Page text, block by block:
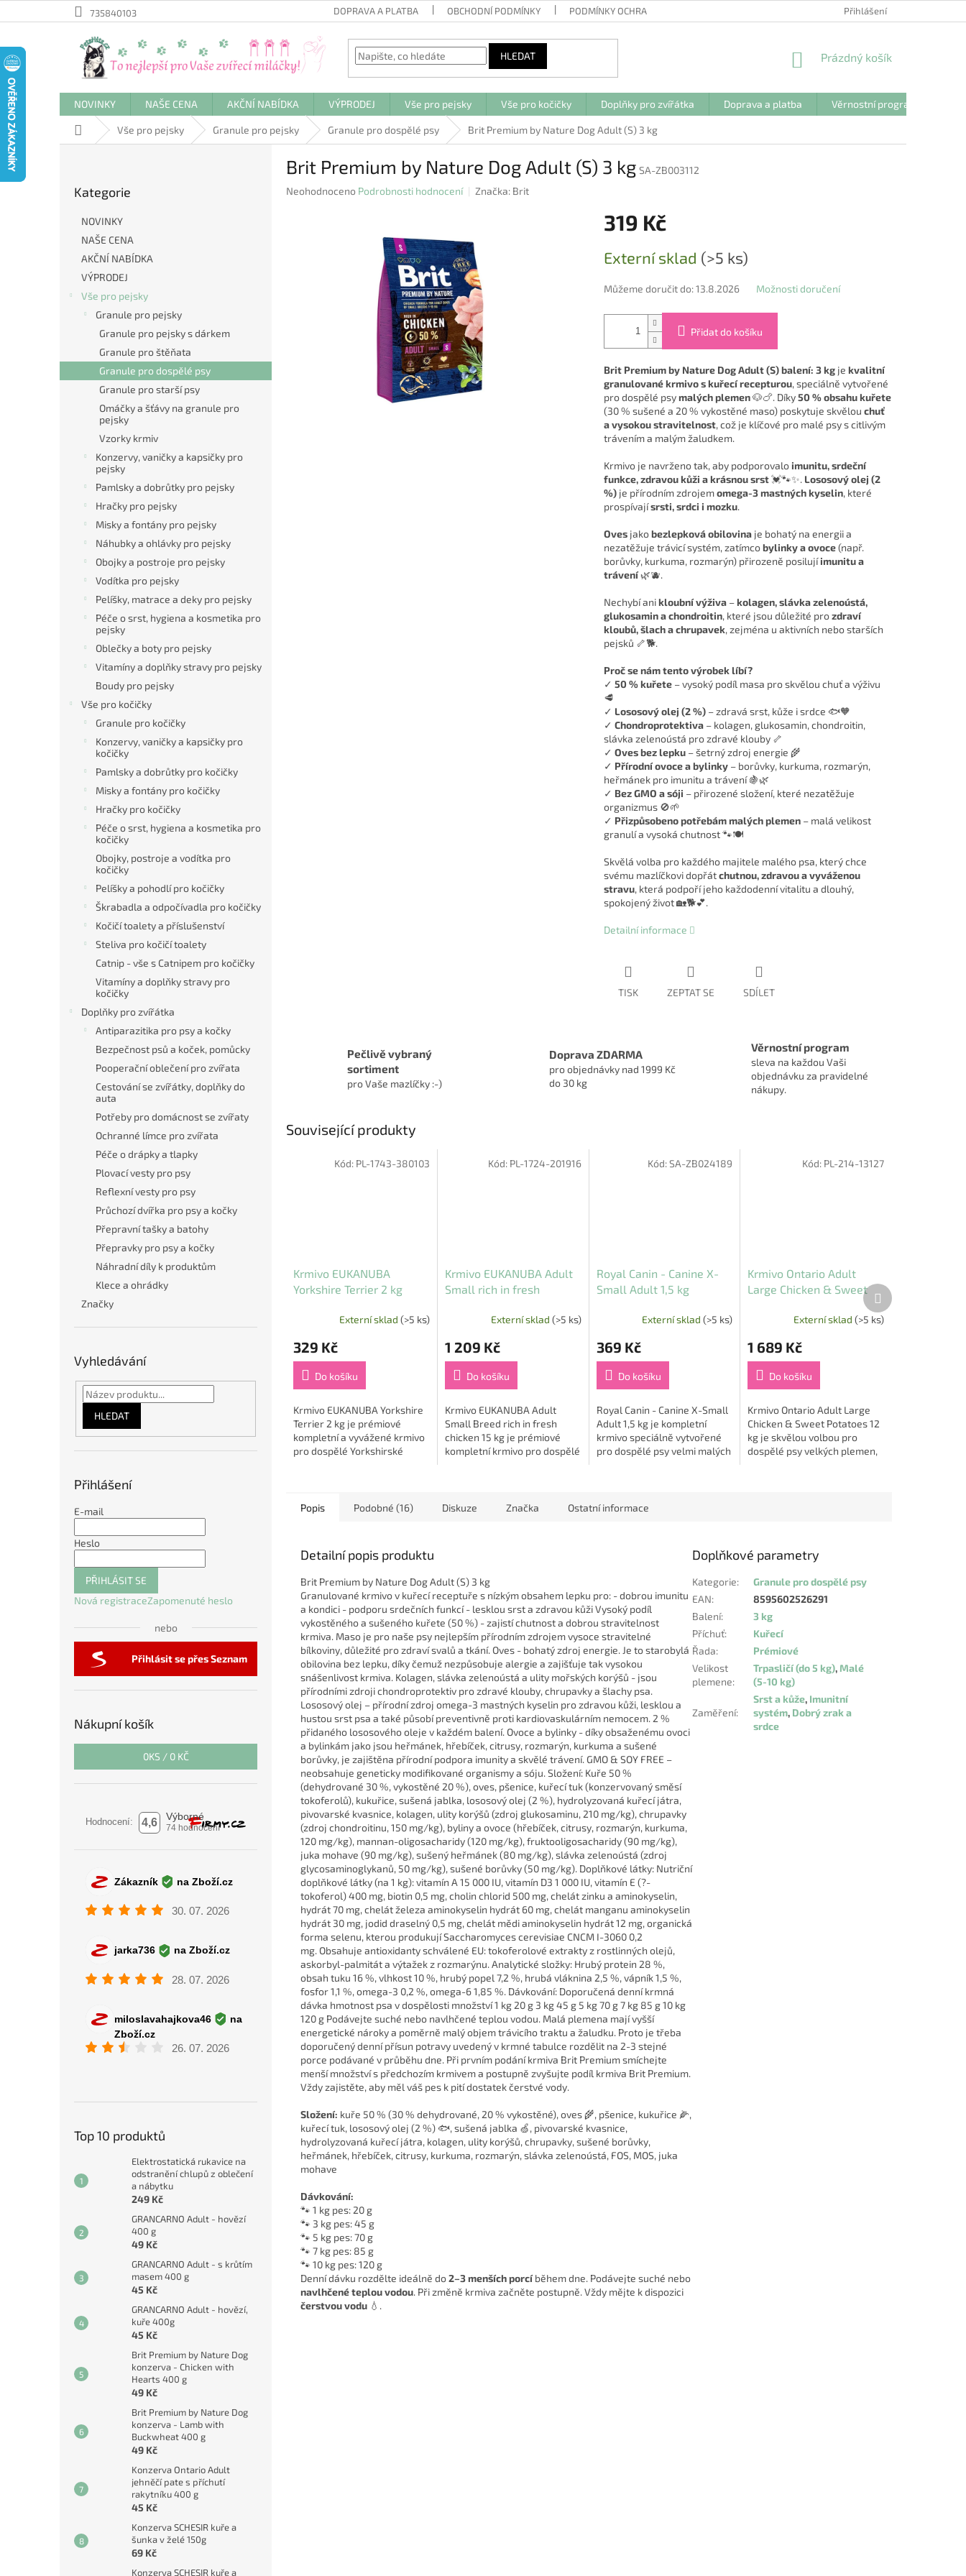
na
735840103 DOPRAVA A PLATBA OBCHODNÍ PODMÍNKY PODMÍNKY OCHRANY OSOBNÍCH ÚDAJŮ Přihlášení
HLEDAT
NÁKUPNÍ
Prázdný košík
NOVINKY NAŠE CENA AKČNÍ NABÍDKA VÝPRODEJ Vše pro pejsky Vše pro kočičky Doplňky pro zvířátka Doprava a platba Věrnostní program
Domů Vše pro pejsky Granule pro pejsky Granule pro dospělé psy Brit Premium by Nature Dog Adult (S) 3 kg
l
kategorie
Kategorie
NOVINKY
NAŠE CENA
AKČNÍ NABÍDKA
VÝPRODEJ
Vše pro pejsky
Granule pro pejsky
Granule pro pejsky s dárkem
Granule pro štěňata
Granule pro dospělé psy
Granule pro starší psy
Omáčky a šťávy na granule pro
pejsky
Vzorky krmiv
Konzervy, vaničky a kapsičky pro
pejsky
Pamlsky a dobrůtky pro pejsky
Hračky pro pejsky
Misky a fontány pro pejsky
Náhubky a ohlávky pro pejsky
Obojky a postroje pro pejsky
Vodítka pro pejsky
Pelíšky, matrace a deky pro pejsky
Péče o srst, hygiena a kosmetika pro
pejsky
Oblečky a boty pro pejsky
Vitamíny a doplňky stravy pro pejsky
Boudy pro pejsky
Vše pro kočičky
Granule pro kočičky
Konzervy, vaničky a kapsičky pro
kočičky
Pamlsky a dobrůtky pro kočičky
Misky a fontány pro kočičky
Hračky pro kočičky
Péče o srst, hygiena a kosmetika pro
kočičky
Obojky, postroje a vodítka pro
kočičky
Pelíšky a pohodlí pro kočičky
Škrabadla a odpočívadla pro kočičky
Kočičí toalety a příslušenství
Steliva pro kočičí toalety
Catnip - vše s Catnipem pro kočičky
Vitamíny a doplňky stravy pro
kočičky
Doplňky pro zvířátka
Antiparazitika pro psy a kočky
Bezpečnost psů a koček, pomůcky
Pooperační oblečení pro zvířata
Cestování se zvířátky, doplňky do
auta
Potřeby pro domácnost se zvířaty
Ochranné límce pro zvířata
Péče o drápky a tlapky
Plovací vesty pro psy
Reflexní vesty pro psy
Průchozí dvířka pro psy a kočky
Přepravní tašky a batohy
Přepravky pro psy a kočky
Náhradní díly k produktům
Klece a ohrádky
Značky
Vyhledávání
HLEDAT
Přihlášení
E-mail
Heslo
PŘIHLÁSIT SE
Nová registraceZapomenuté heslo
nebo
Přihlásit se přes Seznam
Nákupní košík
0KS / 0 KČ
Top 10 produktů
Elektrostatická rukavice na
odstranění chlupů z oblečení
a nábytku
249 Kč
GRANCARNO Adult - hovězí
400 g
49 Kč
GRANCARNO Adult - s krůtím
masem 400 g
45 Kč
GRANCARNO Adult - hovězí,
kuře 400g
45 Kč
Brit Premium by Nature Dog
konzerva - Chicken with
Hearts 400 g
49 Kč
Brit Premium by Nature Dog
konzerva - Lamb with
Buckwheat 400 g
49 Kč
Konzerva Ontario Adult
jehněčí pate s příchutí
rakytníku 400 g
45 Kč
Konzerva SCHESIR kuře a
šunka v želé 150g
69 Kč
Konzerva SCHESIR kuře a
Brit Premium by Nature Dog Adult (S) 3 kg SA-ZB003112
Průměrné
Neohodnoceno Podrobnosti hodnocení Značka: Brit
319 Kč
cena:
Externí sklad (>5 ks)
Můžeme doručit do: 13.8.2026 Možnosti doručení
Přidat do košíku
Brit Premium by Nature Dog Adult (S) balení: 3 kgje kvalitní
granulované krmivo s kuřecí recepturou, speciálně vytvořené
pro dospělé psymalých plemen🐶🍗. Díky50 % obsahu kuřete
(30 % sušené a 20 % vykostěné maso) poskytuje skvělou chuť
a vysokou stravitelnost, což je klíčové pro malé psy s citlivým
trávením a malým žaludkem.
Krmivo je navrženo tak, aby podporovalo imunitu, srdeční
funkce, zdravou kůži a krásnou srst💓🐾✨. Lososový olej (2
%)je přírodním zdrojemomega-3 mastných kyselin, které
prospívajísrsti, srdci i mozku.
Ovesjakobezlepková obilovinaje bohatý na energii a
nezatěžuje trávicí systém, zatímcobylinky a ovoce(např.
borůvky, kurkuma, rozmarýn) přirozeně posilujíimunitu a
trávení🌿🫐.
Nechybí anikloubní výživa–kolagen, slávka zelenoústá,
glukosamin a chondroitin, které jsou důležité prozdraví
kloubů, šlach a chrupavek, zejména u aktivních nebo starších
pejsků 🦴🐕.
Proč se nám tento výrobek líbí?
✓ 50 % kuřete– vysoký podíl masa pro skvělou chuť a výživu
🥩
✓ Lososový olej (2 %)– zdravá srst, kůže i srdce 🐟🧡
✓ Chondroprotektiva– kolagen, glukosamin, chondroitin,
slávka zelenoústá pro zdravé klouby 🦴
✓ Oves bez lepku– šetrný zdroj energie 🌾
✓ Přírodní ovoce a bylinky– borůvky, kurkuma, rozmarýn,
heřmánek pro imunitu a trávení 🍇🌿
✓ Bez GMO a sóji – přirozené složení, které nezatěžuje
organizmus 🚫🌱
✓ Přizpůsobeno potřebám malých plemen– malá velikost
granulí a vysoká chutnost 🐾🍽️
Skvělá volba pro každého majitele malého psa, který chce
svému mazlíčkovi dopřátchutnou, zdravou a vyváženou
stravu, která podpoří jeho každodenní vitalitu a dlouhý,
spokojený život 🏡🐕💕.
Detailní informace
TISK ZEPTAT SE SDÍLET
Pečlivě vybraný
sortiment
pro Vaše mazlíčky :-)
Doprava ZDARMA
pro objednávky nad 1999 Kč
do 30 kg
Věrnostní program
sleva na každou Vaši
objednávku za pravidelné
nákupy.
Související produkty
Krmivo EUKANUBA
Yorkshire Terrier 2 kg
Externí sklad (>5 ks)
329 Kč
Do košíku
Krmivo EUKANUBA Yorkshire
Terrier 2 kg je prémiové
kompletní a vyvážené krmivo
pro dospělé Yorkshirské
Kód: PL-1743-380103
Krmivo EUKANUBA Adult
Small rich in fresh
Externí sklad (>5 ks)
1 209 Kč
Do košíku
Krmivo EUKANUBA Adult
Small Breed rich in fresh
chicken 15 kg je prémiové
kompletní krmivo pro dospělé
Kód: PL-1724-201916
Royal Canin - Canine X-
Small Adult 1,5 kg
Externí sklad(>5 ks)
369 Kč
Do košíku
Royal Canin - Canine X-Small
Adult 1,5 kg je kompletní
krmivo speciálně vytvořené
pro dospělé psy velmi malých
Kód:SA-ZB024189
Krmivo Ontario Adult
Large Chicken & Sweet
Externí sklad (>5 ks)
1 689 Kč
Do košíku
Krmivo Ontario Adult Large
Chicken & Sweet Potatoes 12
kg je skvělou volbou pro
dospělé psy velkých plemen,
Kód: PL-214-13127
Další
produkt
Popis Podobné (16) Diskuze Značka Ostatní informace
Detailní popis produktu
Brit Premium by Nature Dog Adult (S) 3 kg
Granulované krmivo v kuřecí receptuře s nízkým obsahem lepku pro: - dobrou imunitu
a kondici - podporu srdečních funkcí - lesklou srst a zdravou kůži Vysoký podíl
vykostěného a sušeného kuřete (50 %) - zajistí chutnost a dobrou stravitelnost
krmiva. Maso je pro naše psy nejlepším přírodním zdrojem vysoce stravitelné
bílkoviny, důležité pro zdraví svalů a tkání. Oves - bohatý zdroj energie. Je to starobylá
obilovina bez lepku, díky čemuž nezpůsobuje alergie a zajišťuje tak vysokou
snášenlivost krmiva. Kolagen, slávka zelenoústá a ulity mořských korýšů - jsou
přírodními zdroji chondroprotektiv pro zdravé klouby, chrupavky a šlachy psa.
Lososový olej – přírodní zdroj omega-3 mastných kyselin pro zdravou kůži, lesklou a
hustou srst psa a také působí preventivně proti kardiovaskulárním nemocem. 2 %
přidaného lososového oleje v každém balení. Ovoce a bylinky - díky obsaženému ovoci
a bylinkám jako jsou heřmánek, hřebíček, citrusy, rozmarýn, kurkuma a sušené
borůvky, je zajištěna přírodní podpora imunity a skvělé trávení. GMO & SOY FREE –
neobsahuje geneticky modifikované organismy a sóju. Složení: Kuře 50 %
(dehydrované 30 %, vykostěné 20 %), oves, pšenice, kuřecí tuk (konzervovaný směsí
tokoferolů), kukuřice, sušená jablka, lososový olej (2 %), hydrolyzovaná kuřecí játra,
pivovarské kvasnice, kolagen, ulity korýšů (zdroj glukosaminu, 210 mg/kg), chrupavky
(zdroj chondroitinu, 150 mg/kg), byliny a ovoce (hřebíček, citrusy, rozmarýn, kurkuma,
120 mg/kg), mannan-oligosacharidy (120 mg/kg), fruktooligosacharidy (90 mg/kg),
juka mohave (90 mg/kg), sušený heřmánek (80 mg/kg), slávka zelenoústá (zdroj
glycosaminoglykanů, 50 mg/kg), sušené borůvky (50 mg/kg). Doplňkové látky: Nutriční
doplňkové látky (na 1 kg): vitamín A 15 000 IU, vitamín D3 1 000 IU, vitamín E (?-
tokoferol) 400 mg, biotin 0,5 mg, cholin chlorid 500 mg, chelát zinku a aminokyselin,
hydrát 70 mg, chelát železa aminokyselin hydrát 60 mg, chelát manganu aminokyselin
hydrát 30 mg, jodid draselný 0,5 mg, chelát mědi aminokyselin hydrát 12 mg, organická
forma selenu, kterou produkují Saccharomyces cerevisiae CNCM I-3060 0,2
mg. Obsahuje antioxidanty schválené EU: tokoferolové extrakty z rostlinných olejů,
askorbyl-palmitát a výtažek z rozmarýnu. Analytické složky: Hrubý protein 28 %,
obsah tuku 16 %, vlhkost 10 %, hrubý popel 7,2 %, hrubá vláknina 2,5 %, vápník 1,5 %,
fosfor 1,1 %, omega-3 0,2 %, omega-6 1,85 %. Dávkování: Doporučená denní krmná
dávka hmotnost psa v dospělosti množství 1 kg 20 g 3 kg 45 g 5 kg 70 g 7 kg 85 g 10 kg
120 g Podávejte suché nebo navlhčené teplou vodou. Malá plemena mají vyšší
energetické nároky a poměrně malý objem trávicího traktu a žaludku. Proto je třeba
doporučený denní přísun potravy uvedený v krmné tabulce rozdělit na 2-3 stejné
porce podávané v průběhu dne. Při prvním podání krmiva Brit Premium smíchejte
menší množství s předchozím krmivem a postupně zvyšujte podíl krmiva Brit Premium.
Vždy zajistěte, aby měl váš pes k pití dostatek čerstvé vody.
Složení: kuře 50 % (30 % dehydrované, 20 % vykostěné), oves 🌾, pšenice, kukuřice 🌽,
kuřecí tuk, lososový olej (2 %) 🐟, sušená jablka 🍏, pivovarské kvasnice,
hydrolyzovaná kuřecí játra, kolagen, ulity korýšů, chrupavky, sušené borůvky,
heřmánek, hřebíček, citrusy, kurkuma, rozmarýn, slávka zelenoústá, FOS, MOS, juka
mohave
Dávkování:
🐾 1 kg pes: 20 g
🐾 3 kg pes: 45 g
🐾 5 kg pes: 70 g
🐾 7 kg pes: 85 g
🐾 10 kg pes: 120 g
Denní dávku rozdělte ideálně do2–3 menších porcíběhem dne. Podávejte suché nebo
navlhčené teplou vodou. Při změně krmiva začněte postupně. Vždy mějte k dispozici
čerstvou vodu 💧.
Doplňkové parametry
Kategorie:
Granule pro dospělé psy
EAN:
8595602526291
Balení:
3 kg
Příchuť:
Kuřecí
Řada:
Prémiové
Velikost
plemene:
Trpasličí (do 5 kg), Malé
(5-10 kg)
Zaměření:
Srst a kůže, Imunitní
systém, Dobrý zrak a
srdce